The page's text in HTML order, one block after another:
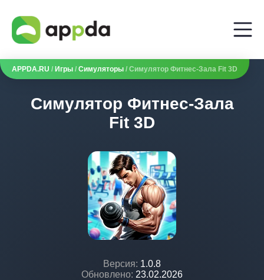
APPDA.RU / Игры / Симуляторы / Симулятор Фитнес-Зала Fit 3D
Симулятор Фитнес-Зала
Fit 3D
Версия: 1.0.8
Обновлено: 23.02.2026